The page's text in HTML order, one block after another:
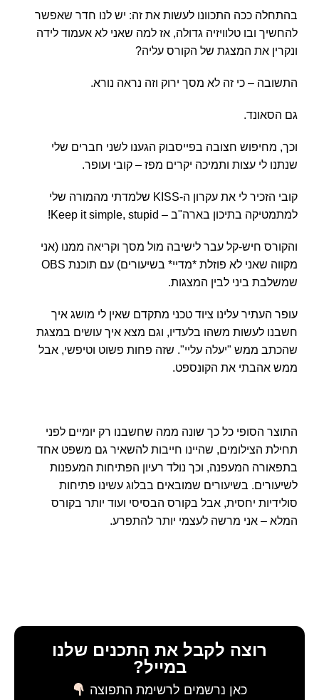
בהתחלה ככה התכוונו לעשות את זה: יש לנו חדר שאפשר
להחשיך ובו טלוויזיה גדולה, אז למה שאני לא אעמוד לידה
ונקרין את המצגת של הקורס עליה?
התשובה – כי זה לא מסך ירוק וזה נראה נורא.
גם הסאונד.
וכך, מחיפוש חצובה בפייסבוק הגענו לשני חברים שלי
שנתנו לי עצות ותמיכה יקרים מפז – קובי ועופר.
קובי הזכיר לי את עקרון ה-KISS שלמדתי מהמורה שלי
למתמטיקה בתיכון בארה"ב – Keep it simple, stupid!
והקורס חיש-קל עבר לישיבה מול מסך וקריאה ממנו (אני
מקווה שאני לא פוזלת *מדיי* בשיעורים) עם תוכנת OBS
שמשלבת ביני לבין המצגות.
עופר העתיר עלינו ציוד טכני מתקדם שאין לי מושג איך
חשבנו לעשות משהו בלעדיו, וגם מצא איך עושים במצגת
שהכתב ממש "יעלה עליי". שזה פחות פשוט וטיפשי, אבל
ממש אהבתי את הקונספט.
התוצר הסופי כל כך שונה ממה שחשבנו רק יומיים לפני
תחילת הצילומים, שהיינו חייבות להשאיר גם משפט אחד
בתפאורה המעפנה, וכך נולד רעיון הפתיחות המעפנות
לשיעורים. בשיעורים שמובאים בבלוג עשינו פתיחות
סולידיות יחסית, אבל בקורס הבסיסי ועוד יותר בקורס
המלא – אני מרשה לעצמי יותר להתפרע.
רוצה לקבל את התכנים שלנו
במייל?
כאן נרשמים לרשימת התפוצה